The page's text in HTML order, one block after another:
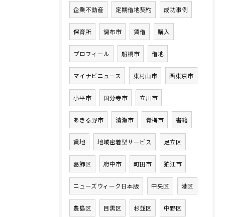
企業不動産 定期借地契約 成功事例
保育所 調布市 賃借 購入
プロフィール 船橋市 借地
マイナビニュース 東村山市 西東京市
小平市 国分寺市 立川市
あきる野市 清瀬市 青梅市 書籍
貸地 地域密着型サービス 足立区
葛飾区 府中市 町田市 狛江市
ニューズウィーク日本版 中央区 港区
豊島区 目黒区 杉並区 中野区